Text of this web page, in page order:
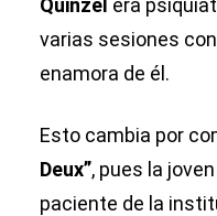
varias sesiones
enamora de él.
Esto cambia por
Deux”, pues la joven
paciente de la